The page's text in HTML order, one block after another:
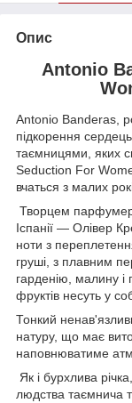
Опис
Antonio
Antonio Banderas,
підкорення
таємницями, яких
Seduction For
вчаться з малих
Творцем
Іспанії — Олівер
ноти з
груші, з плавним
гарденію, малину і
фруктів несуть у
Тонкий
натуру, що має
наповнюватиме
Як і бурхлива
людства таємнича